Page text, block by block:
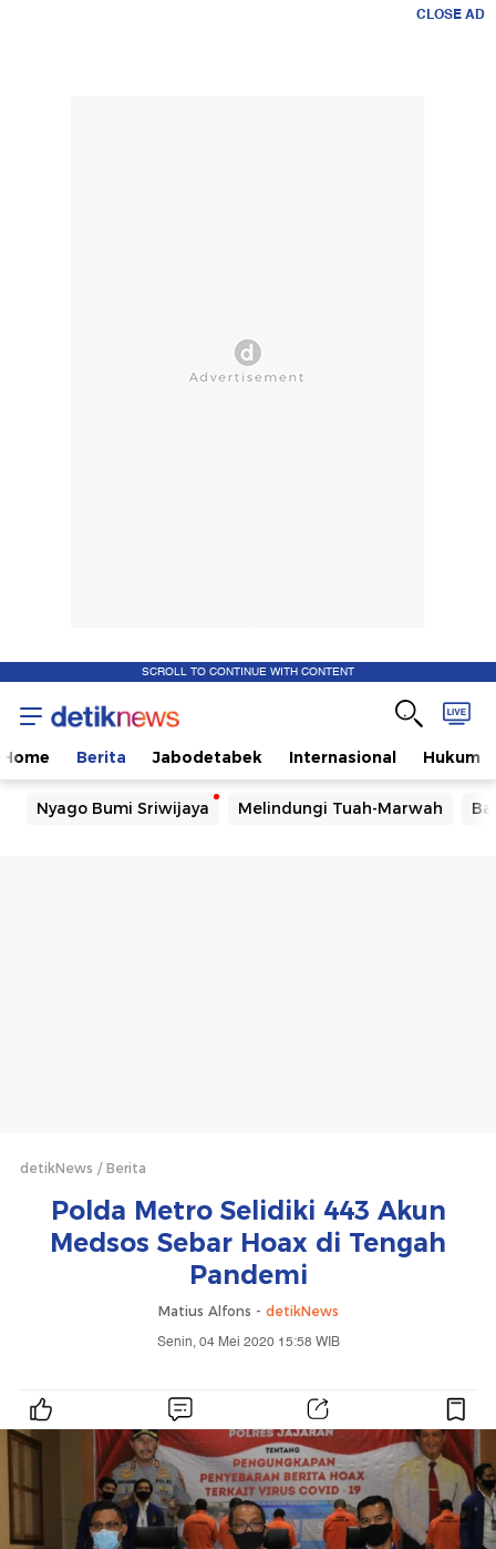
CLOSE AD
SCROLL TO CONTINUE WITH CONTENT
Home Berita Jabodetabek Internasional Hukum
Nyago Bumi Sriwijaya Melindungi Tuah-Marwah
detikNews Berita
Polda Metro Selidiki 443 Akun
Medsos Sebar Hoax di Tengah
Pandemi
Matius Alfons - detikNews
Senin, 04 Mei 2020 15:58 WIB